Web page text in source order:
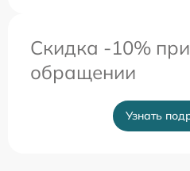
Скидка -10%
обращении
Узнать